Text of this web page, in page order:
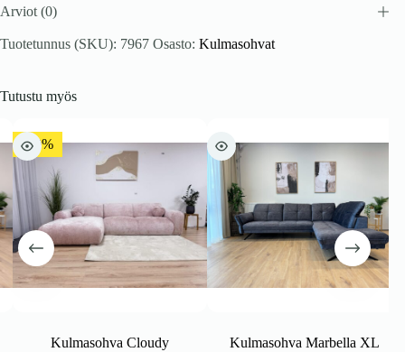
Arviot (0)
Tuotetunnus (SKU): 7967 Osasto: Kulmasohvat
Tutustu myös
-10%
Kulmasohva Cloudy
Kulmasohva Marbella XL